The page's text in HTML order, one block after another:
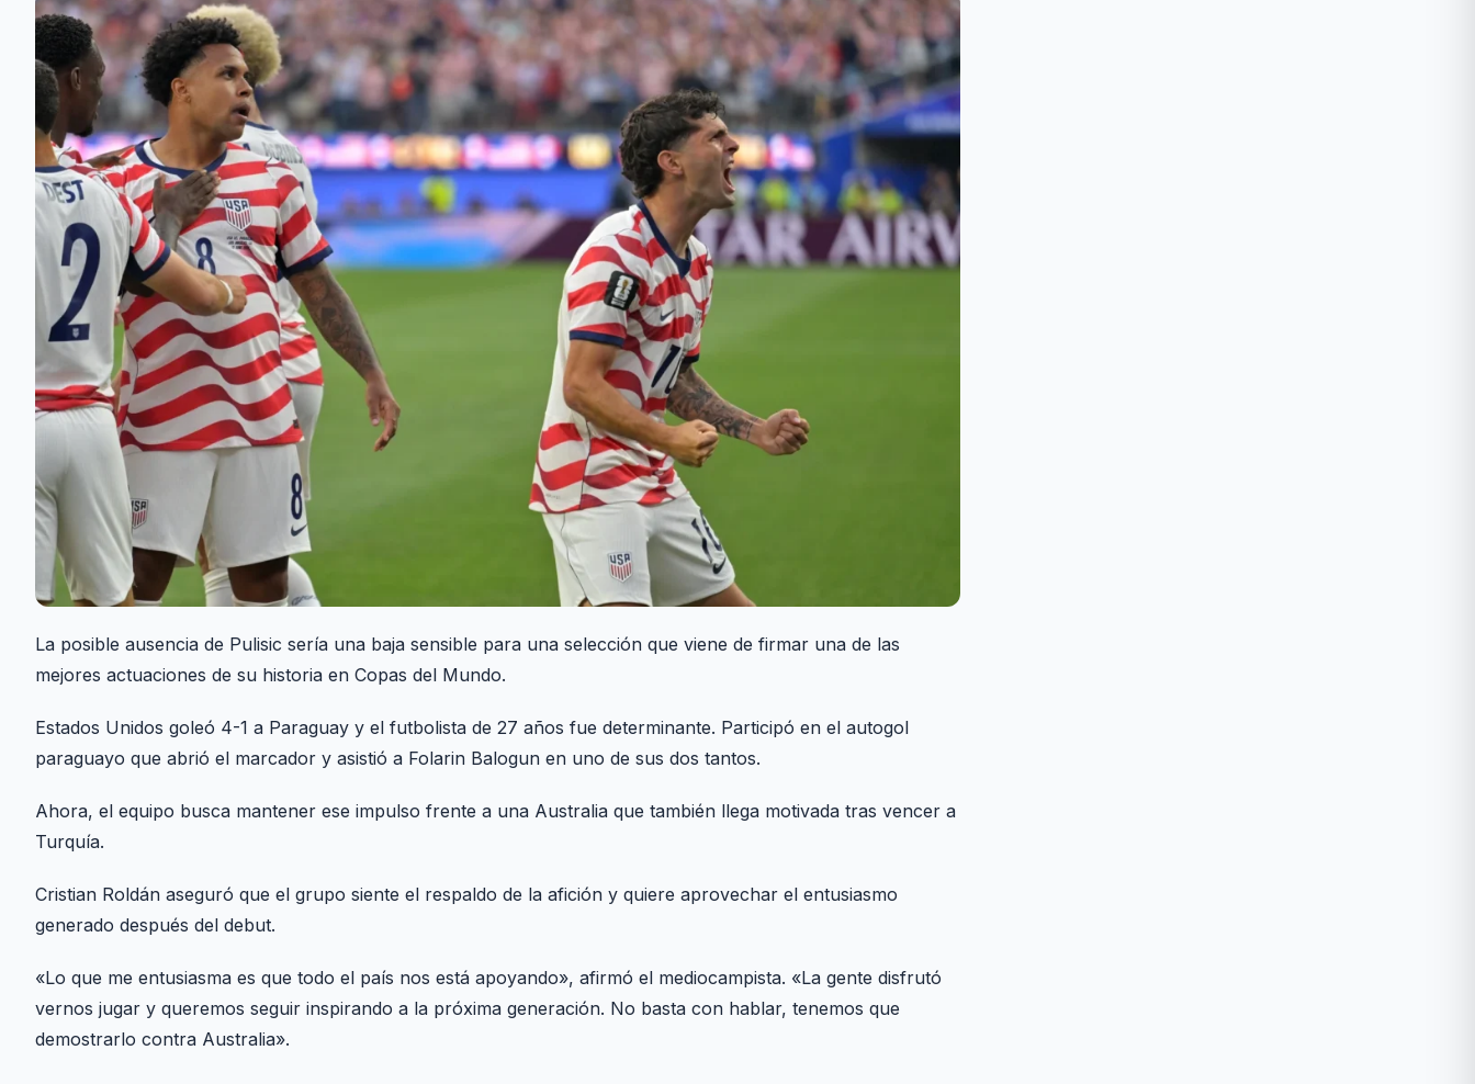
La posible ausencia de Pulisic sería una baja sensible para una selección que viene de firmar una de las
mejores actuaciones de su historia en Copas del Mundo.
Estados Unidos goleó 4-1 a Paraguay y el futbolista de 27 años fue determinante. Participó en el autogol
paraguayo que abrió el marcador y asistió a Folarin Balogun en uno de sus dos tantos.
Ahora, el equipo busca mantener ese impulso frente a una Australia que también llega motivada tras vencer a
Turquía.
Cristian Roldán aseguró que el grupo siente el respaldo de la afición y quiere aprovechar el entusiasmo
generado después del debut.
«Lo que me entusiasma es que todo el país nos está apoyando», afirmó el mediocampista. «La gente disfrutó
vernos jugar y queremos seguir inspirando a la próxima generación. No basta con hablar, tenemos que
demostrarlo contra Australia».